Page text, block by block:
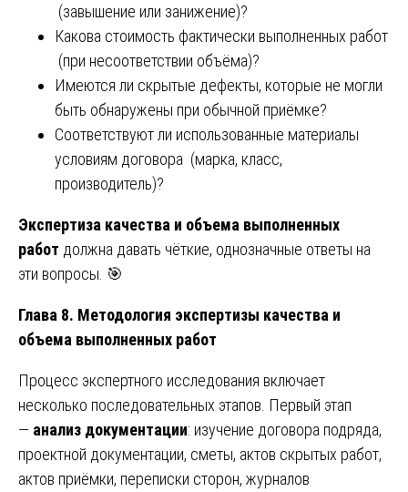
(завышение или занижение)?
Какова стоимость фактически выполненных работ
(при несоответствии объёма)?
Имеются ли скрытые дефекты, которые не могли
быть обнаружены при обычной приёмке?
Соответствуют ли использованные материалы
условиям договора (марка, класс,
производитель)?
Экспертиза качества и объема выполненных
работ должна давать чёткие, однозначные ответы на
эти вопросы. 🎯
Глава 8. Методология экспертизы качества и
объема выполненных работ
Процесс экспертного исследования включает
несколько последовательных этапов. Первый этап
— анализ документации: изучение договора подряда,
проектной документации, сметы, актов скрытых работ,
актов приёмки, переписки сторон, журналов